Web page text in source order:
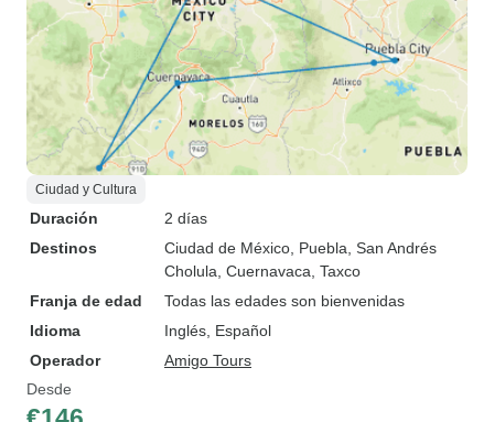
Ciudad y Cultura
Duración
2 días
Destinos
Ciudad de México , Puebla , San Andrés
Cholula , Cuernavaca , Taxco
Franja de edad
Todas las edades son bienvenidas
Idioma
Inglés, Español
Operador
Amigo Tours
Desde